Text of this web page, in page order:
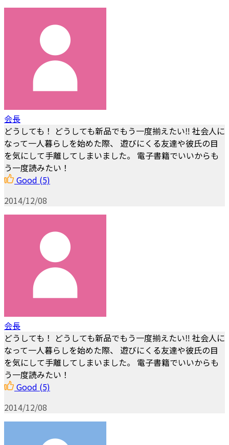
会長
どうしても！ どうしても新品でもう一度揃えたい‼︎ 社会人に
なって一人暮らしを始めた際、 遊びにくる友達や彼氏の目
を気にして手離してしまいました。 電子書籍でいいからも
う一度読みたい！
Good (5)
2014/12/08
会長
どうしても！ どうしても新品でもう一度揃えたい‼︎ 社会人に
なって一人暮らしを始めた際、 遊びにくる友達や彼氏の目
を気にして手離してしまいました。 電子書籍でいいからも
う一度読みたい！
Good (5)
2014/12/08